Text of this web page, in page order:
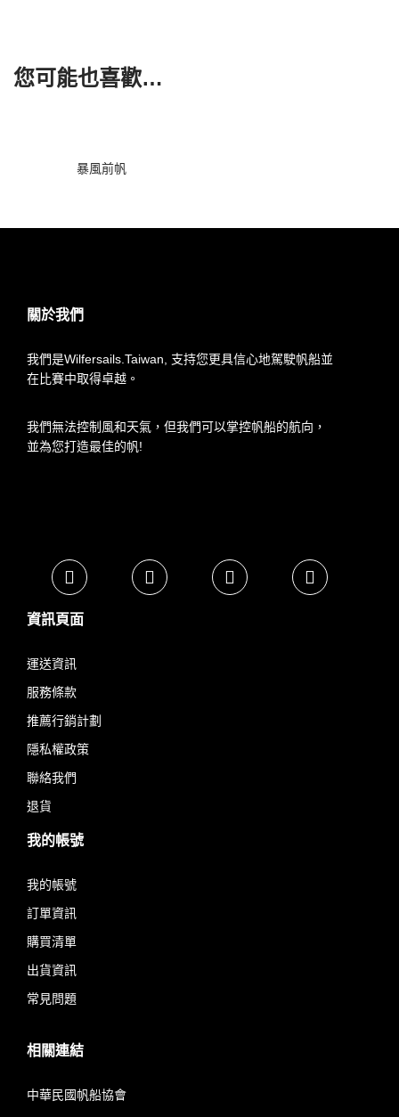
您可能也喜歡…
暴風前帆
關於我們
我們是Wilfersails.Taiwan, 支持您更具信心地駕駛帆船並
在比賽中取得卓越。
我們無法控制風和天氣，但我們可以掌控帆船的航向，
並為您打造最佳的帆!
資訊頁面
運送資訊
服務條款
推薦行銷計劃
隱私權政策
聯絡我們
退貨
我的帳號
我的帳號
訂單資訊
購買清單
出貨資訊
常見問題
相關連結
中華民國帆船協會